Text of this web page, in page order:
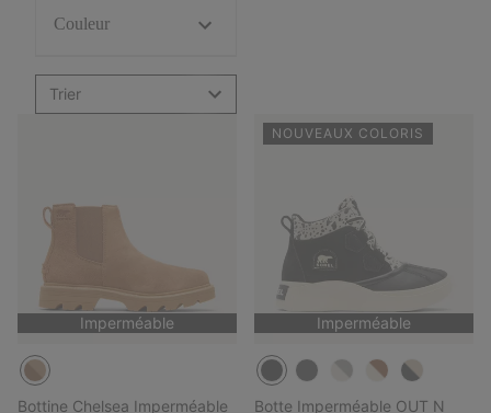
Couleur
Trier
Imperméable
Bottine Chelsea Imperméable
NOUVEAUX COLORIS
Imperméable
Botte Imperméable OUT N